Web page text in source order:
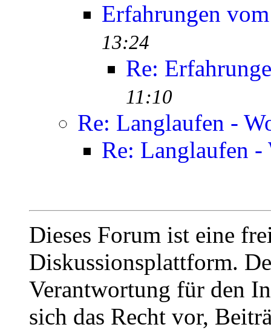
Erfahrungen
13:24
Re:
11:10
Re: Langlaufen -
Re: Langlaufen -
Dieses Forum ist eine
Diskussionsplattform.
Verantwortung für den
sich das Recht vor,